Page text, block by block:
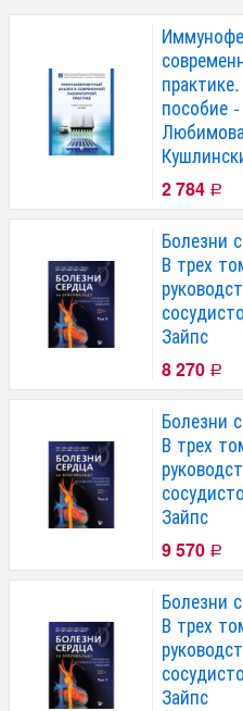
пособие
2 784 Р
Болезни
В трех
Зайпс
8 270 Р
Болезни
В трех
Зайпс
9 570 Р
Болезни
В трех
Зайпс